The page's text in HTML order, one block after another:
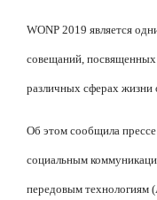
WONP 2019 является
совещаний,
различных сферах жизни
Об этом сообщила
социальным
передовым технологиям (